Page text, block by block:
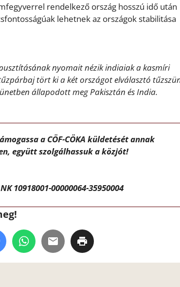
rendelkező ország hosszú idő után
lehetnek az országok stabilitása
nyomait nézik indiaiak a kasmíri
tört ki a két országot elválasztó
állapodott meg Pakisztán és India.
a CÖF-CÖKA küldetését annak
együtt szolgálhassuk a közjót!
10918001-00000064-35950004